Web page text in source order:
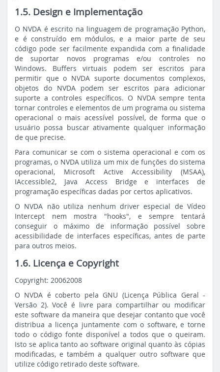
1.5. Design e Implementação
O NVDA é escrito na linguagem de programação Python,
e é construído em módulos, e a maior parte de seu
código pode ser facilmente expandida com a finalidade
de suportar novos programas e/ou controles no
Windows. Buffers virtuais podem ser escritos para
permitir que o NVDA suporte documentos complexos,
objetos do NVDA podem ser escritos para adicionar
suporte a controles específicos. O NVDA sempre tenta
tornar controles e elementos de um programa ou sistema
operacional o mais acessível possível, de forma que o
usuário possa buscar ativamente qualquer informação
de que precise.
Para comunicar se com o sistema operacional e com os
programas, o NVDA utiliza um mix de funções do sistema
operacional, Microsoft Active Accessibility (MSAA),
IAccessible2, Java Access Bridge e interfaces de
programação específicas dadas por certos aplicativos.
O NVDA não utiliza nenhum driver especial de Vídeo
Intercept nem mostra "hooks", e sempre tentará
conseguir o máximo de informação possível sobre
acessibilidade de interfaces específicas, antes de parte
para outros meios.
1.6. Licença e Copyright
Copyright: 20062008
O NVDA é coberto pela GNU (Licença Pública Geral -
Versão 2). Você é livre para compartilhar ou modificar
este software da maneira que desejar contanto que você
distribua a licença juntamente com o software, e torne
todo o código fonte disponível a todos que o queiram.
Isto se aplica tanto ao software original quanto às cópias
modificadas, e também a qualquer outro software que
utilize código retirado deste software.